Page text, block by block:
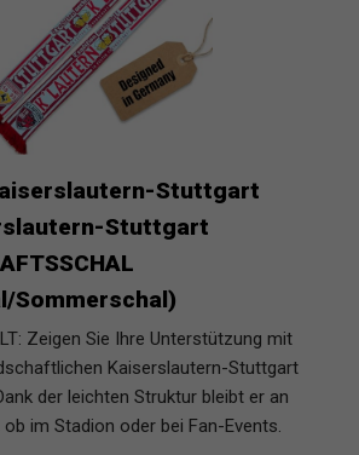
Stuttgart
Stuttgart
Sommerschal)
Zeigen Sie Ihre Unterstützung mit
Kaiserslautern-Stuttgart
der leichten Struktur bleibt er an
ob im Stadion oder bei Fan-Events.